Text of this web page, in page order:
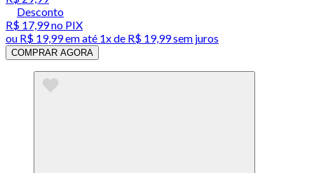
Desconto
R$ 17,99no PIX
ou R$ 19,99em até 1x de R$ 19,99sem juros
COMPRAR AGORA